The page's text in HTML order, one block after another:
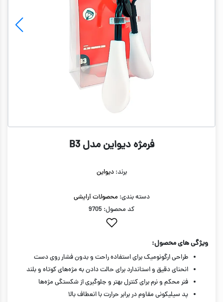
فرمژه دیواین مدل B3
برند:دیواین
دسته بندی: محصولات آرایشی
کد محصول: 9705
ویژگی های محصول:
طراحی ارگونومیک برای استفاده راحت و بدون فشار روی دست
انحنای دقیق و استاندارد برای حالت دادن به مژه‌های کوتاه و بلند
فنر محکم و نرم برای کنترل بهتر و جلوگیری از شکستگی مژه‌ها
پد سیلیکونی مقاوم در برابر حرارت با انعطاف بالا